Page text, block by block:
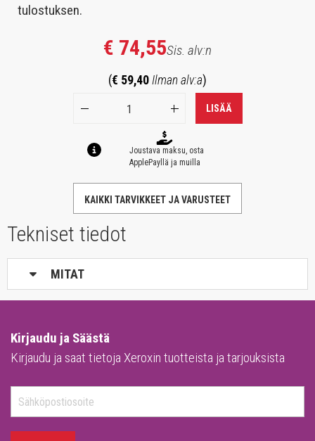
tulostuksen.
€ 74,55Sis. alv:n
(€ 59,40 Ilman alv:a)
LISÄÄ
Joustava maksu, osta
ApplePayllä ja muilla
KAIKKI TARVIKKEET JA VARUSTEET
Tekniset tiedot
MITAT
Kirjaudu ja Säästä
Kirjaudu ja saat tietoja Xeroxin tuotteista ja tarjouksista